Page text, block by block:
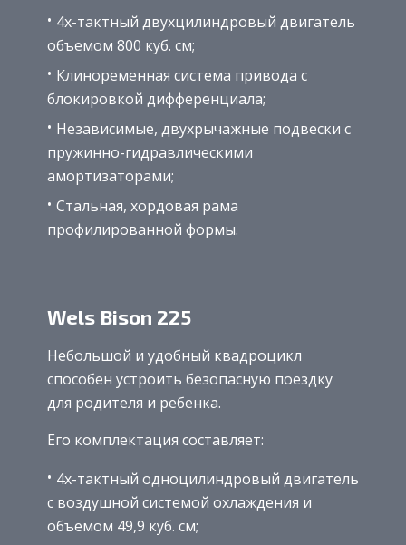
4х-тактный двухцилиндровый двигатель
объемом 800 куб. см;
Клиноременная система привода с
блокировкой дифференциала;
Независимые, двухрычажные подвески с
пружинно-гидравлическими
амортизаторами;
Стальная, хордовая рама
профилированной формы.
Wels Bison 225
Небольшой и удобный квадроцикл
способен устроить безопасную поездку
для родителя и ребенка.
Его комплектация составляет:
4х-тактный одноцилиндровый двигатель
с воздушной системой охлаждения и
объемом 49,9 куб. см;